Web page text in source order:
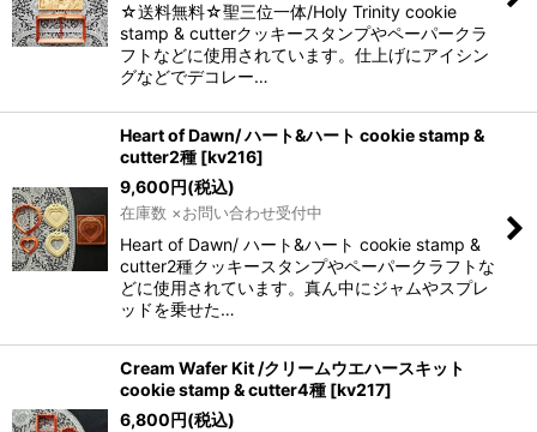
☆送料無料☆聖三位一体/Holy Trinity cookie
stamp & cutterクッキースタンプやペーパークラ
フトなどに使用されています。仕上げにアイシン
グなどでデコレー…
Heart of Dawn/ ハート&ハート cookie stamp &
cutter2種 [kv216]
9,600円(税込)
在庫数 ×お問い合わせ受付中
Heart of Dawn/ ハート&ハート cookie stamp &
cutter2種クッキースタンプやペーパークラフトな
どに使用されています。真ん中にジャムやスプレ
ッドを乗せた…
Cream Wafer Kit /クリームウエハースキット
cookie stamp & cutter4種 [kv217]
6,800円(税込)